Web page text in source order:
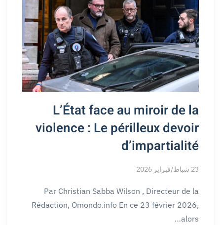
L’État face au miroir de la
violence : Le périlleux devoir
d’impartialité
23 شباط/فبراير 2026
Par Christian Sabba Wilson , Directeur de la
Rédaction, Omondo.info En ce 23 février 2026,
alors…